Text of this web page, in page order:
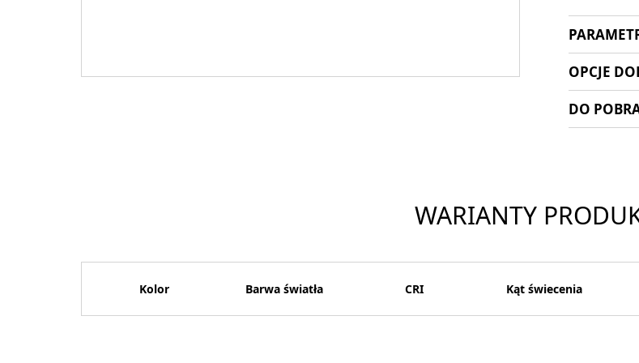
OPCJE
DO
WARIANTY
Kolor Barwa światła CRI Kąt świecenia